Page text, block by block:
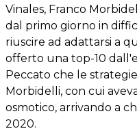
Vinales, Franco
dal primo giorno in
riuscire ad adattarsi a
offerto una top-10
Peccato che le
Morbidelli, con cui
osmotico, arrivando a
2020.